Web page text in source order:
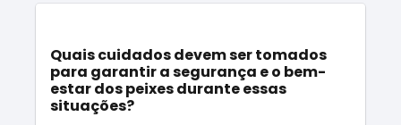
Quais cuidados devem ser tomados
para garantir a segurança e o bem-
estar dos peixes durante essas
situações?